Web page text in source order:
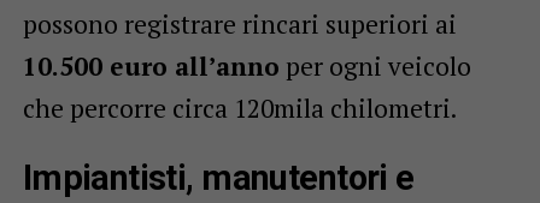
possono registrare rincari superiori ai
10.500 euro all’anno per ogni veicolo
che percorre circa 120mila chilometri.
Impiantisti, manutentori e